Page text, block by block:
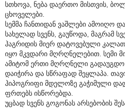
სთხოვა, ნება დაერთო მისთვის,
ცხოველები.
სემმა ჩანთიდან ვაშლები ამოიღო
სახელად სვენს, გაუწოდა, მაგრამ
ჰაგრიდის მიერ დატოვებული
იყო მკვდარი მღრღნელებით. სემი
ამიტომ ერთი მღრღნელი გადაუგდო.
დაიჭირა და სწრაფად შეყლაპა.
ჰიპოგრიფი მდელოზე გაჭიმული
ფრთებს ისწორებდა.
უცბად სვენს გოგონას არსებობის